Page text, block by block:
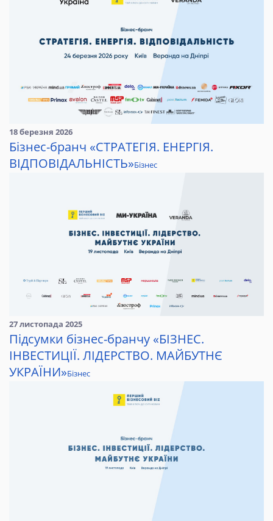
18 березня 2026
Бізнес-бранч «СТРАТЕГІЯ. ЕНЕРГІЯ.
ВІДПОВІДАЛЬНІСТЬ»Бізнес
27 листопада 2025
Підсумки бізнес-бранчу «БІЗНЕС.
ІНВЕСТИЦІЇ. ЛІДЕРСТВО. МАЙБУТНЄ
УКРАЇНИ»Бізнес